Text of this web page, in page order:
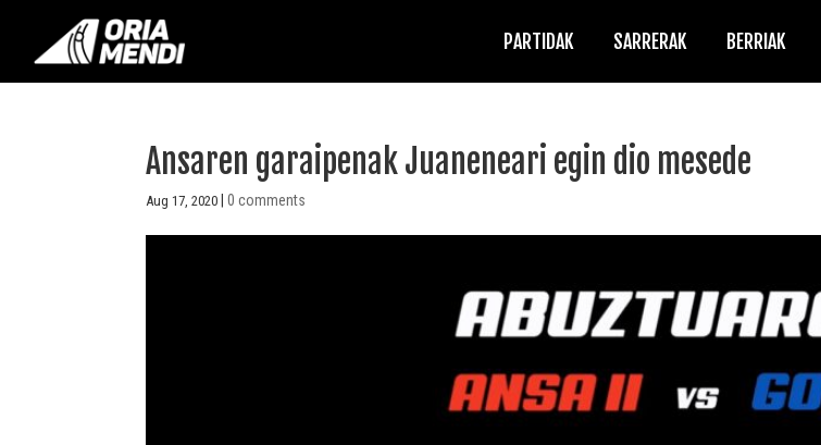
PARTIDAK SARRERAK BERRIAK
Ansaren garaipenak Juaneneari egin dio mesede
Aug 17, 2020 |0 comments